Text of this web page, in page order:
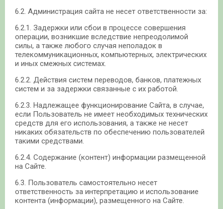
6.2. Администрация сайта не несет ответственности за:
6.2.1. Задержки или сбои в процессе совершения
операции, возникшие вследствие непреодолимой
силы, а также любого случая неполадок в
телекоммуникационных, компьютерных, электрических
и иных смежных системах.
6.2.2. Действия систем переводов, банков, платежных
систем и за задержки связанные с их работой.
6.2.3. Надлежащее функционирование Сайта, в случае,
если Пользователь не имеет необходимых технических
средств для его использования, а также не несет
никаких обязательств по обеспечению пользователей
такими средствами.
6.2.4. Содержание (контент) информации размещенной
на Сайте.
6.3. Пользователь самостоятельно несет
ответственность за интерпретацию и использование
контента (информации), размещенного на Сайте.